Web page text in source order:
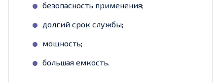
безопасность применения;
долгий срок службы;
мощность;
большая емкость.